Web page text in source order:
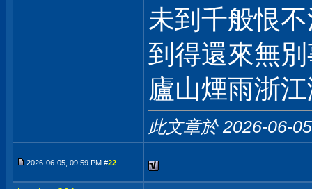
未到千般恨
到得還來無
廬山煙雨浙
此文章於 2026-06-
2026-06-05, 09:59 PM #22